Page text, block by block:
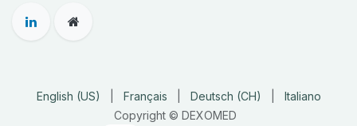
Copyright © DEXOMED
English (US) Français Deutsch (CH) Italiano